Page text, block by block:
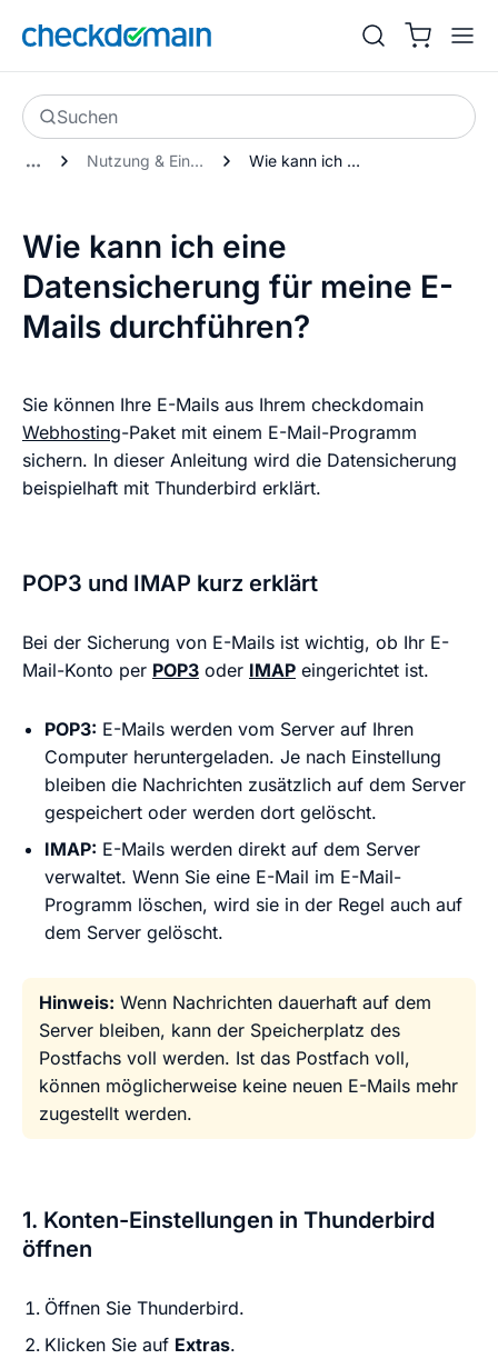
Suchen
Nutzung & Einrichtung von E-Mails Wie kann ich eine Datensicherung für meine E-Mails durchführen?
Wie kann ich eine
Datensicherung für meine E-
Mails durchführen?
Sie können Ihre E-Mails aus Ihrem checkdomain
Webhosting-Paket mit einem E-Mail-Programm
sichern. In dieser Anleitung wird die Datensicherung
beispielhaft mit Thunderbird erklärt.
POP3 und IMAP kurz erklärt
Bei der Sicherung von E-Mails ist wichtig, ob Ihr E-
Mail-Konto per POP3 oder IMAP eingerichtet ist.
POP3: E-Mails werden vom Server auf Ihren
Computer heruntergeladen. Je nach Einstellung
bleiben die Nachrichten zusätzlich auf dem Server
gespeichert oder werden dort gelöscht.
IMAP: E-Mails werden direkt auf dem Server
verwaltet. Wenn Sie eine E-Mail im E-Mail-
Programm löschen, wird sie in der Regel auch auf
dem Server gelöscht.
Hinweis: Wenn Nachrichten dauerhaft auf dem
Server bleiben, kann der Speicherplatz des
Postfachs voll werden. Ist das Postfach voll,
können möglicherweise keine neuen E-Mails mehr
zugestellt werden.
1. Konten-Einstellungen in Thunderbird
öffnen
Öffnen Sie Thunderbird.
Klicken Sie auf Extras.